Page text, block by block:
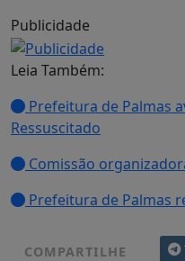
Publicidade
Leia Também:
Prefeitura de Palmas
Ressuscitado
Comissão
Prefeitura de Palmas
COMPARTILHE